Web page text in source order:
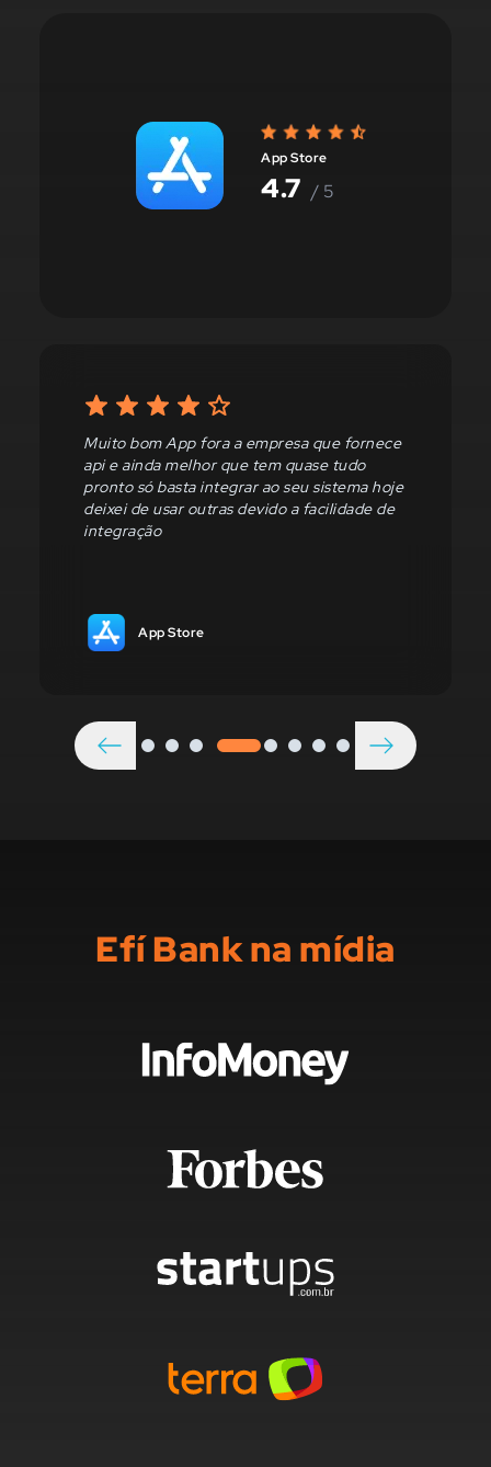
App Store
4.7 / 5
Sou cliente desde que emitia somente
boletos. Muitas possibilidades e ferramentas
fáceis de uso. Sempre com novs
funcionalidades e soluções. Top 10!
App Store
anterior próximo
Efí Bank na mídia